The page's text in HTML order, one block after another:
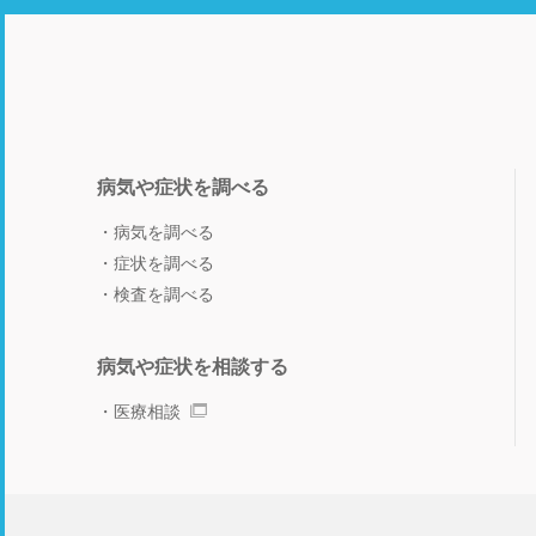
病気や症状を調べる
病気を調べる
症状を調べる
検査を調べる
病気や症状を相談する
医療相談